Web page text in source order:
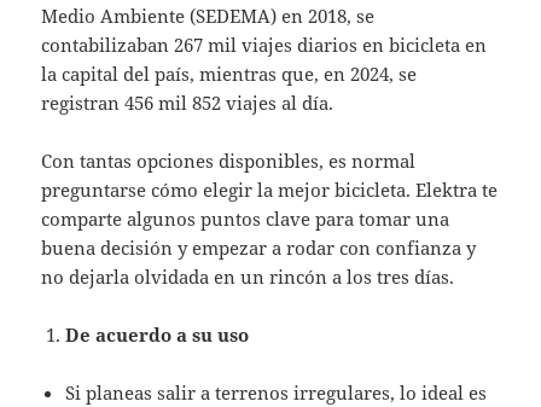
Medio Ambiente (SEDEMA) en 2018, se
contabilizaban 267 mil viajes diarios en bicicleta en
la capital del país, mientras que, en 2024, se
registran 456 mil 852 viajes al día.
Con tantas opciones disponibles, es normal
preguntarse cómo elegir la mejor bicicleta. Elektra te
comparte algunos puntos clave para tomar una
buena decisión y empezar a rodar con confianza y
no dejarla olvidada en un rincón a los tres días.
De acuerdo a su uso
Si planeas salir a terrenos irregulares, lo ideal es